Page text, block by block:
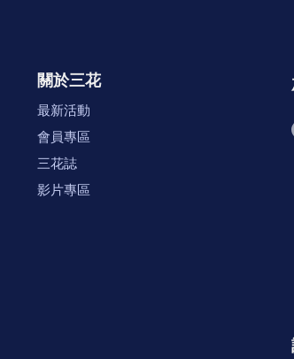
關於三花
最新活動
會員專區
三花誌
影片專區